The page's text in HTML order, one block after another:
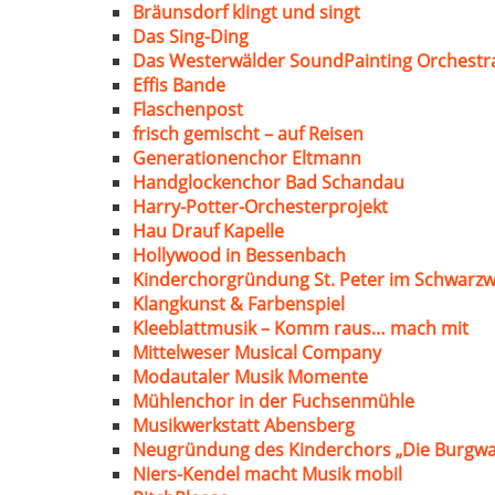
Bräunsdorf klingt und singt
Das Sing-Ding
Das Westerwälder SoundPainting
Effis Bande
Flaschenpost
frisch gemischt – auf Reisen
Generationenchor Eltmann
Handglockenchor Bad Schandau
Harry-Potter-Orchesterprojekt
Hau Drauf Kapelle
Hollywood in Bessenbach
Kinderchorgründung St. Peter im
Klangkunst & Farbenspiel
Kleeblattmusik – Komm raus… mach mit
Mittelweser Musical Company
Modautaler Musik Momente
Mühlenchor in der Fuchsenmühle
Musikwerkstatt Abensberg
Neugründung des Kinderchors „Die
Niers-Kendel macht Musik mobil